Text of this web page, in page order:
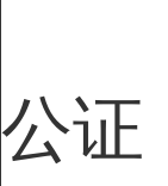
公证